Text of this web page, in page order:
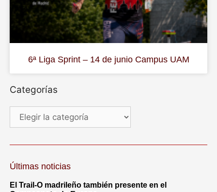
6ª Liga Sprint – 14 de junio Campus UAM
Categorías
Últimas noticias
El Trail-O madrileño también presente en el